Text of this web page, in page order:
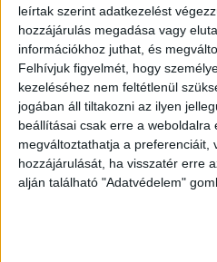
leírtak szerint adatkezelést
hozzájárulás megadása vagy
információkhoz juthat, és
Felhívjuk figyelmét, hogy
kezeléséhez nem feltétlenül
jogában áll tiltakozni az ilyen
beállításai csak erre a weboldalra
megváltoztathatja a preferenciáit,
hozzájárulását, ha visszatér erre
alján található "Adatvédelem"
Így nyaralnak a
Kutatás 2026. június 15.
Míg 2016-ban a hazai
napot töltöttek nyári
a pihenőnapokat, és sokuknak
nézniük, hogy...